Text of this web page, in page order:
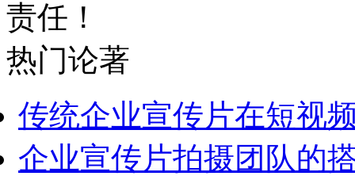
责任！
热门论著
传统企业宣传片在短视
企业宣传片拍摄团队的